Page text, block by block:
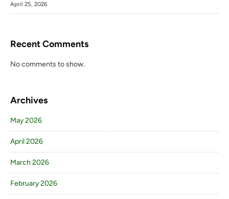
April 25, 2026
Recent Comments
No comments to show.
Archives
May 2026
April 2026
March 2026
February 2026